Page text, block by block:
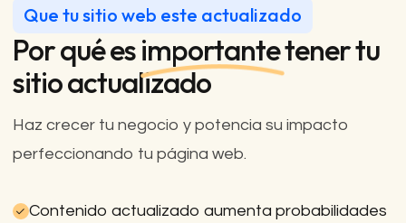
Que tu sitio web este actualizado
Por qué esimportantetener tu
sitio actualizado
Haz crecer tu negocio y potencia su impacto
perfeccionando tu página web.
Contenido actualizado aumenta probabilidades